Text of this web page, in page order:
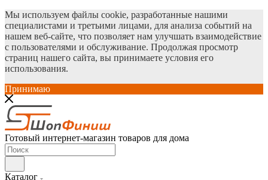
Мы используем файлы cookie, разработанные нашими
специалистами и третьими лицами, для анализа событий на
нашем веб-сайте, что позволяет нам улучшать взаимодействие
с пользователями и обслуживание. Продолжая просмотр
страниц нашего сайта, вы принимаете условия его
использования.
Принимаю
Готовый интернет-магазин товаров для дома
Каталог